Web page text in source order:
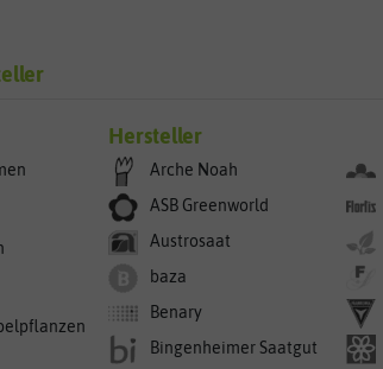
Hersteller
Arche Noah
ASB Greenworld
Austrosaat
baza
Benary
Bingenheimer Saatgut